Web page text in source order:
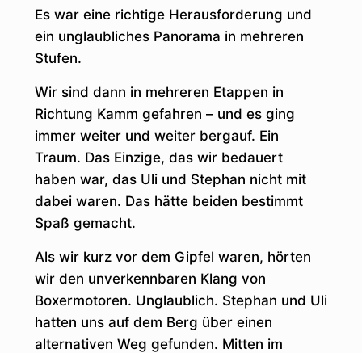
Es war eine richtige Herausforderung und
ein unglaubliches Panorama in mehreren
Stufen.
Wir sind dann in mehreren Etappen in
Richtung Kamm gefahren – und es ging
immer weiter und weiter bergauf. Ein
Traum. Das Einzige, das wir bedauert
haben war, das Uli und Stephan nicht mit
dabei waren. Das hätte beiden bestimmt
Spaß gemacht.
Als wir kurz vor dem Gipfel waren, hörten
wir den unverkennbaren Klang von
Boxermotoren. Unglaublich. Stephan und Uli
hatten uns auf dem Berg über einen
alternativen Weg gefunden. Mitten im